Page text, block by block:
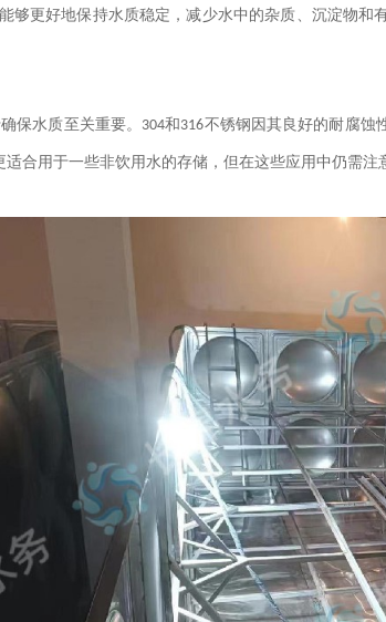
够更好地保持水质稳定，减少水中的杂质、沉淀物
保水质至关重要。 304和 316不锈钢因其良好的耐腐蚀
适合用于一些非饮用水的存储，但在这些应用中仍需注